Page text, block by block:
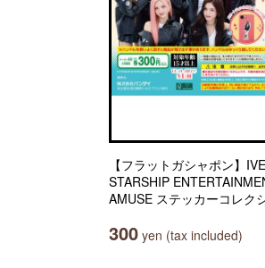
【フラットガシャポン】
STARSHIP
AMUSE ステッカーコレク
300 yen (tax included)